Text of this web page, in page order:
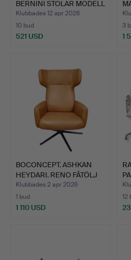
BERNINI STOLAR MODELL
33…
Klubbades 12 apr 2026
10 bud
521 USD
3
1
BOCONCEPT. ASHKAN
HEYDARI. RENO FÅTÖLJ
MED…
Klubbades 2 apr 2026
1 bud
1 110 USD
12